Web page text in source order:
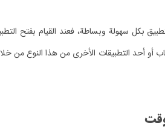
بكل سهولة وبساطة، فعند القيام بفتح
أحد التطبيقات الأخرى من هذا النوع من